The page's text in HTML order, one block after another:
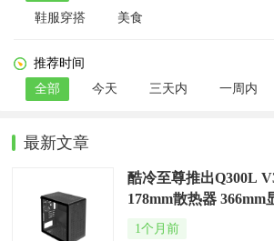
鞋服穿搭 美食
推荐时间
全部
今天 三天内 一周内
最新文章
酷冷至尊推出Q300L
178mm散热器 366mm
1个月前